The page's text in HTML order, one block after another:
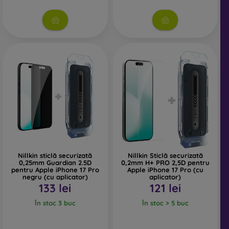
rezistente la zgârieturi și absorb mai bine șocurile.
Sticlă de protecție Privacy
– acest tip de sticlă are un
Sticlă de protecție Anti-Blue
– conține un filtru special
care reduce cantitatea de lumină albastră emisă de
ecran și astfel protejează vederea.
La ce să fii atent când alegi o
sticlă de protecție?
mai frecvent între 0,2 și 0,4 mm. Pe fiecare sticlă este
Nillkin sticlă securizată
0,25mm Guardian 2.5D
pentru Apple iPhone 17 Pro
negru (cu aplicator)
133 lei
În stoc 3 buc
Nillkin Sticlă securizată
0,2mm H+ PRO 2,5D pentru
Apple iPhone 17 Pro (cu
aplicator)
121 lei
În stoc > 5 buc